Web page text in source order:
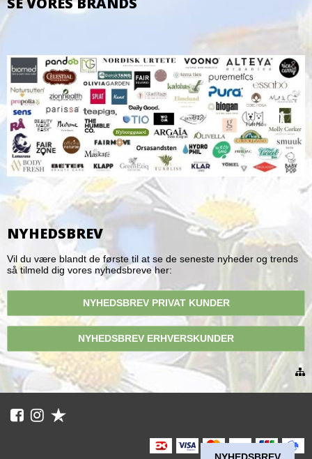
NYHEDSBREV
Vil du være blandt de første til at se de seneste nyheder og trends
så tilmeld dig vores nyhedsbreve her:
NYHEDSBREV PRIVAT KUNDER
NYHEDSBREV ERHVERSKUNDER